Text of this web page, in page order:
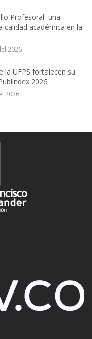
Profesoral: una
calidad académica en la
2026
la UFPS fortalecen su
2026
2026